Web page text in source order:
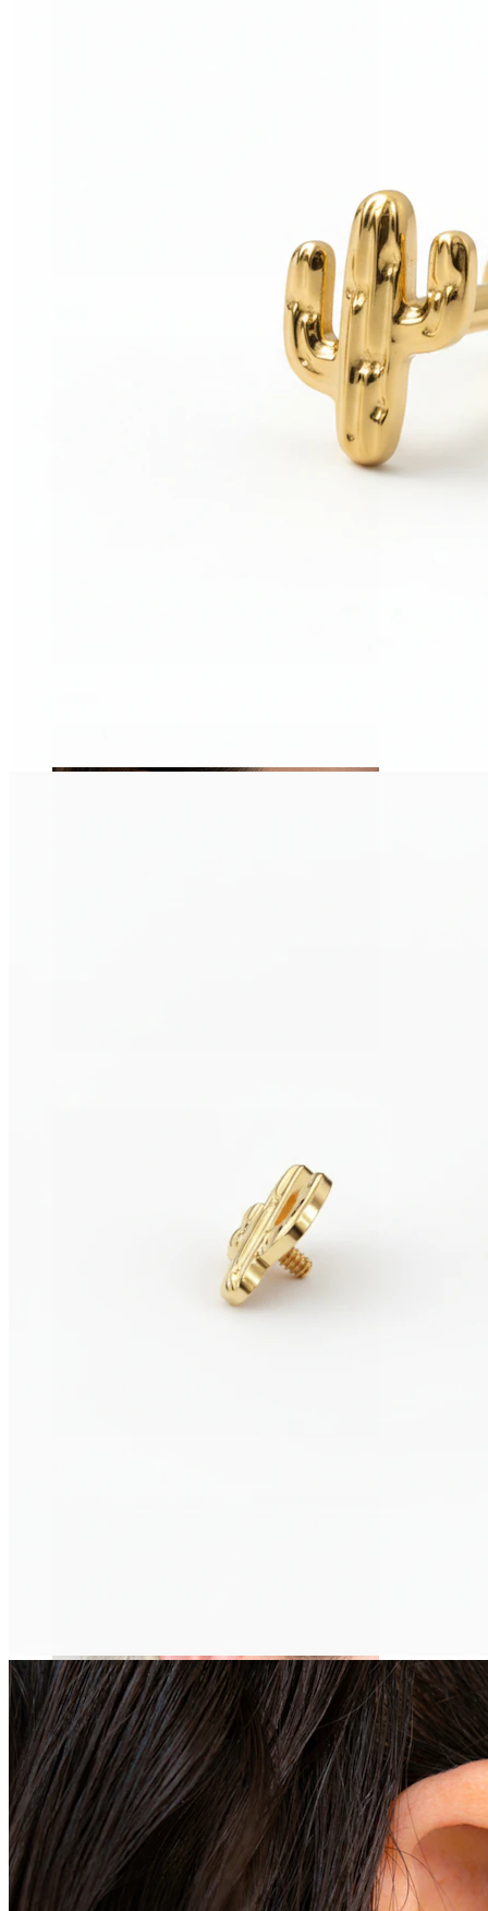
Industrial